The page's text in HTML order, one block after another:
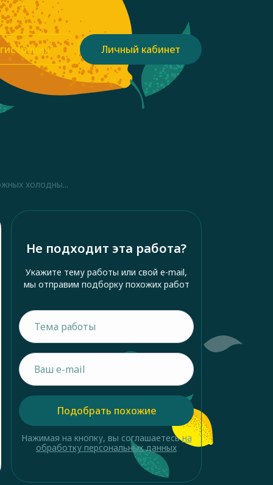
Личный кабинет
холодны...
Не подходит эта работа?
Укажите тему работы или свой e-mail,
мы отправим подборку похожих работ
Подобрать похожие
Нажимая на кнопку, вы соглашаетесьна
обработку персональных данных